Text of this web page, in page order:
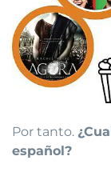
Por tanto.
español?